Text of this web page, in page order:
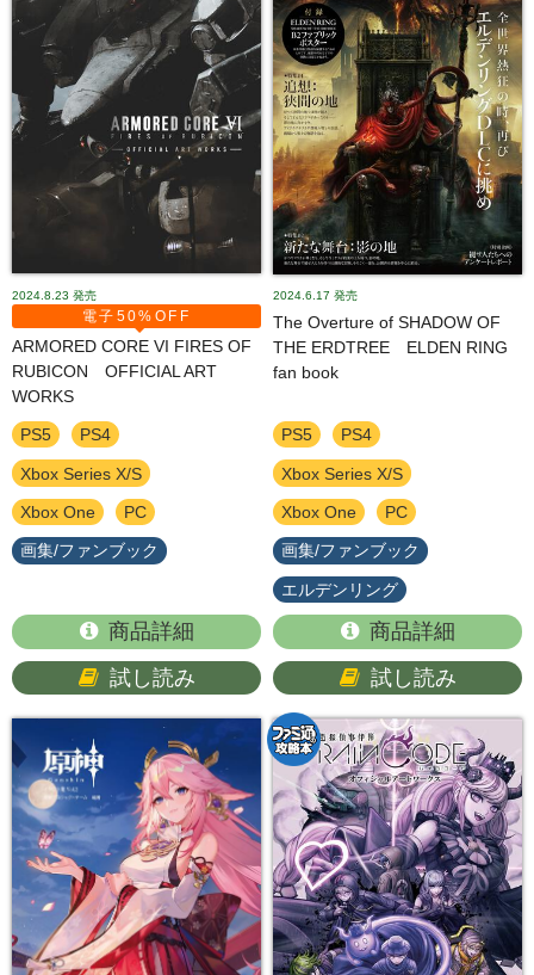
2024.8.23 発売
電子50%OFF
ARMORED CORE VI FIRES OF
RUBICON OFFICIAL ART
WORKS
PS5 PS4
Xbox Series X/S
Xbox One PC
画集/ファンブック
商品詳細
試し読み
2024.6.17 発売
The Overture of SHADOW OF
THE ERDTREE ELDEN RING
fan book
PS5 PS4
Xbox Series X/S
Xbox One PC
画集/ファンブック
エルデンリング
商品詳細
試し読み